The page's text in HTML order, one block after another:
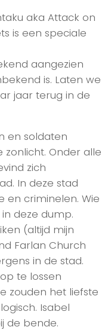
aka Attack on
is een speciale
aangezien
is. Laten we
jaar terug in de
en soldaten
Onder alle
zich
In deze stad
en criminelen. Wie
deze dump.
(altijd mijn
Farlan Church
in de stad.
te lossen
zouden het liefste
Isabel
de bende.